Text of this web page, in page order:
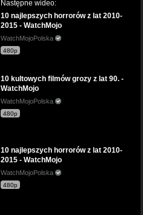
Następne wideo:
10 najlepszych horrorów z lat 2010-
2015 - WatchMojo
WatchMojoPolska
480p
10 kultowych filmów grozy z lat 90. -
WatchMojo
WatchMojoPolska
480p
10 najlepszych horrorów z lat 2010-
2015 - WatchMojo
WatchMojoPolska
480p